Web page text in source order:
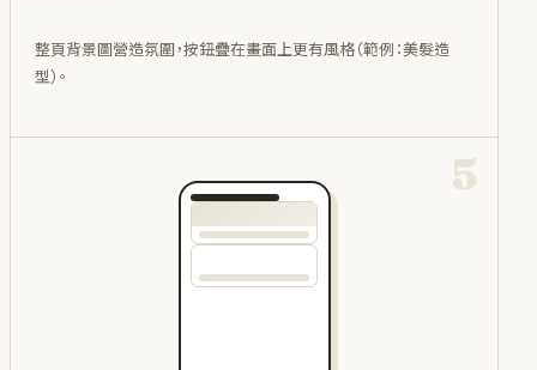
整頁背景圖營造氛圍，按鈕疊在畫面上更有風格（範例：美髮造
型）。
5